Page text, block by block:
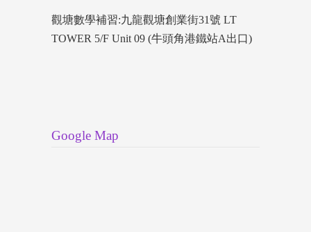
觀塘數學補習:九龍觀塘創業街31號 LT
TOWER 5/F Unit 09 (牛頭角港鐵站A出口)
Google Map